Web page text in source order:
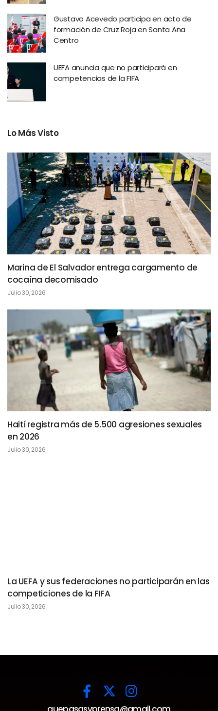
Gustavo Acevedo participa en acto de
formación de Cruz Roja en Santa Ana
Centro
UEFA anuncia que no participará en
competencias de la FIFA
Lo Más Visto
Marina de El Salvador entrega cargamento de
cocaína decomisado
Julio 30, 2026
Haití registra más de 5.500 agresiones sexuales
en 2026
Julio 30, 2026
La UEFA y sus federaciones no participarán en las
competiciones de la FIFA
Julio 30, 2026